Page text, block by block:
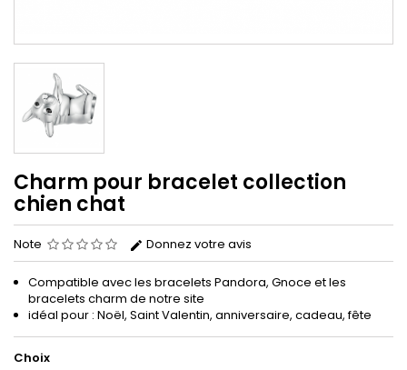
Charm pour bracelet collection
chien chat
Note Donnez votre avis
Compatible avec les bracelets Pandora, Gnoce et les
bracelets charm de notre site
idéal pour : Noël, Saint Valentin, anniversaire, cadeau, fête
Choix